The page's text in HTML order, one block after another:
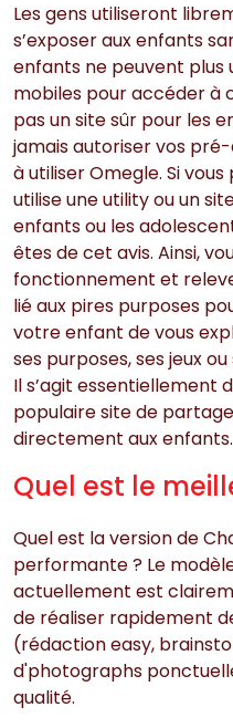
Les gens utiliseront
s’exposer aux enfants
enfants ne peuvent plus
mobiles pour accéder à
pas un site sûr pour les
jamais autoriser vos
à utiliser Omegle. Si
utilise une utility ou un
enfants ou les
êtes de cet avis. Ainsi,
fonctionnement et
lié aux pires purposes
votre enfant de vous
ses purposes, ses jeux
Il s’agit essentiellement
populaire site de partage
directement aux enfants.
Quel est le
Quel est la version de
performante ? Le
actuellement est
de réaliser rapidement
(rédaction easy,
d'photographs
qualité.